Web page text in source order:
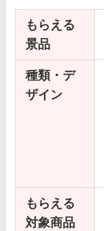
もらえる
景品
種類・デ
ザイン
もらえる
対象商品